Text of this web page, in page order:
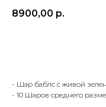
8900,00 р.
- Шар баблс с живой
- 10 Шаров среднего